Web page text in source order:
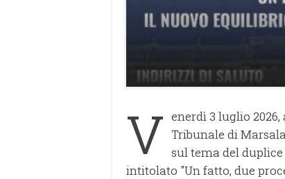
V enerdì 3 luglio
Tribunale di
sul tema del
intitolato "Un fatto, due